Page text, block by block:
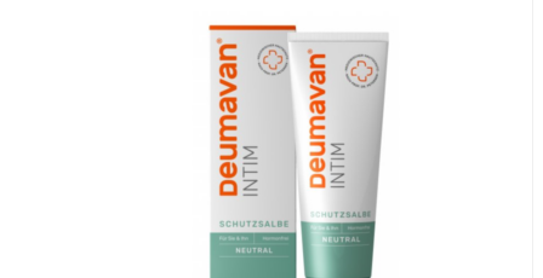
aqua, benzyl alcohol, cetearyl alcohol, cetyl palmitate, lactic acid,
octyldodecanol, polysorbate 60, sodium lactate, sorbitan stearate
Die Creme ist frei von Hormonen und Duftstoffen.
Zusätzliche Informationen